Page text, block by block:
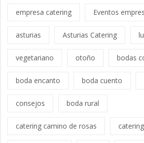
empresa catering Eventos
asturias Asturias Catering
vegetariano otoño bodas
boda encanto boda cuento
consejos boda rural
catering camino de rosas catering